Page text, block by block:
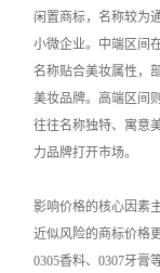
闲置商标，名称较为
小微企业。中端区间
名称贴合美妆属性，
美妆品牌。高端区间
往往名称独特、寓意
力品牌打开市场。
影响价格的核心因素
近似风险的商标价格
0305香料、0307牙膏